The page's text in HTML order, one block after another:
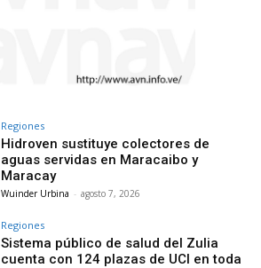
Regiones
Hidroven sustituye colectores de
aguas servidas en Maracaibo y
Maracay
Wuinder Urbina - agosto 7, 2026
Regiones
Sistema público de salud del Zulia
cuenta con 124 plazas de UCI en toda